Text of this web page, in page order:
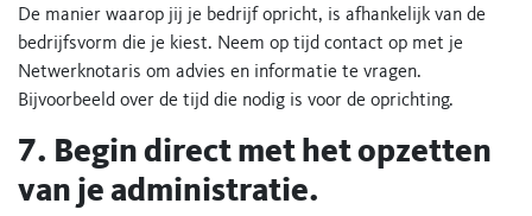
De manier waarop jij je bedrijf opricht, is afhankelijk van de
bedrijfsvorm die je kiest. Neem op tijd contact op met je
Netwerknotaris om advies en informatie te vragen.
Bijvoorbeeld over de tijd die nodig is voor de oprichting.
7. Begin direct met het opzetten
van je administratie.